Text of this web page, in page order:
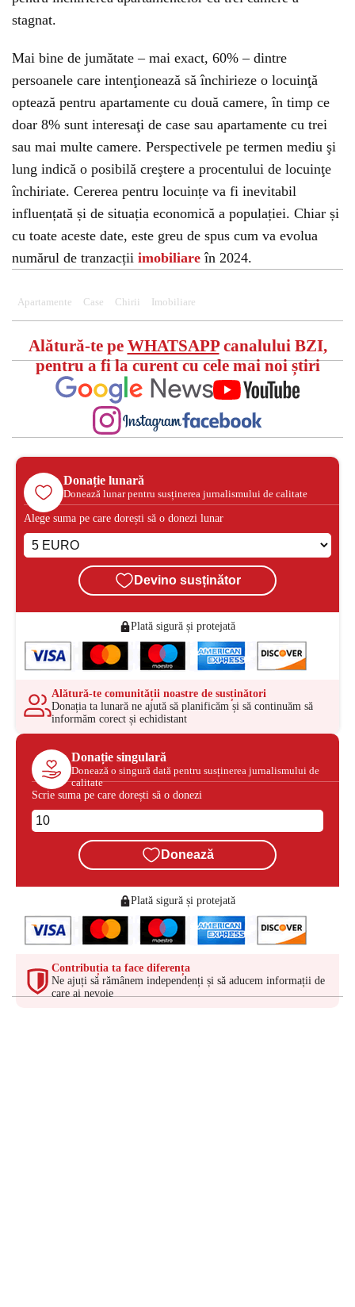
stagnat.
Mai bine de jumătate – mai exact, 60% – dintre
persoanele care intenţionează să închirieze o locuinţă
optează pentru apartamente cu două camere, în timp ce
doar 8% sunt interesaţi de case sau apartamente cu trei
sau mai multe camere. Perspectivele pe termen mediu şi
lung indică o posibilă creştere a procentului de locuinţe
închiriate. Cererea pentru locuințe va fi inevitabil
influențată și de situația economică a populației. Chiar și
cu toate aceste date, este greu de spus cum va evolua
numărul de tranzacții imobiliare în 2024.
Apartamente Case Chirii Imobiliare
Alătură-te pe WHATSAPPcanalului BZI,
pentru a fi la curent cu cele mai noi știri
Donație lunară
Donează lunar pentru susținerea jurnalismului de calitate
Alege suma pe care dorești să o donezi lunar
Devino susținător
Plată sigură și protejată
Alătură-te comunității noastre de susținători
Donația ta lunară ne ajută să planificăm și să continuăm să
informăm corect și echidistant
Donație singulară
Donează o singură dată pentru susținerea jurnalismului de
calitate
Scrie suma pe care dorești să o donezi
Donează
Plată sigură și protejată
Contribuția ta face diferența
Ne ajuți să rămânem independenți și să aducem informații de
care ai nevoie